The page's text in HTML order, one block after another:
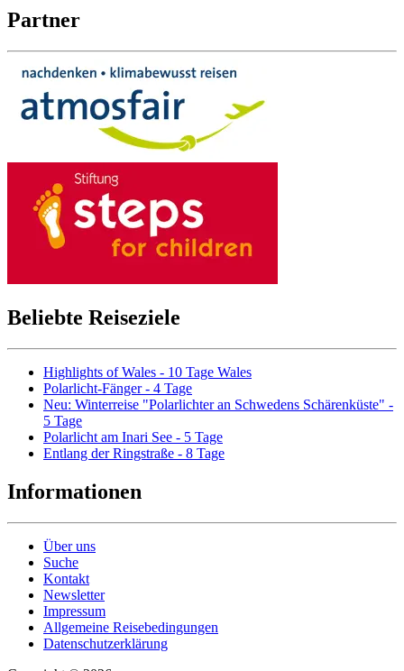
Partner
Beliebte Reiseziele
Highlights of Wales - 10 Tage Wales
Polarlicht-Fänger - 4 Tage
Neu: Winterreise "Polarlichter an Schwedens Schärenküste" -
5 Tage
Polarlicht am Inari See - 5 Tage
Entlang der Ringstraße - 8 Tage
Informationen
Über uns
Suche
Kontakt
Newsletter
Impressum
Allgemeine Reisebedingungen
Datenschutzerklärung